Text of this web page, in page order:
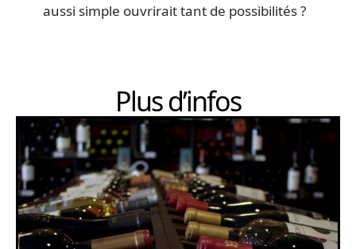
aussi simple ouvrirait tant de possibilités ?
Plus d’infos